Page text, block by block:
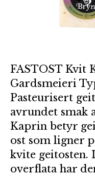
FASTOST Kvit
Gardsmeieri
Pasteurisert
avrundet smak
Kaprin betyr
ost som ligner
kvite geitosten.
overflata har